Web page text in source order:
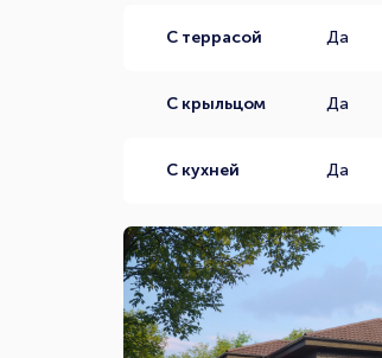
С террасой Да
С крыльцом Да
С кухней Да